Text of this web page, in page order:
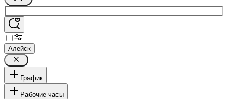
Алейск
График
Рабочие часы